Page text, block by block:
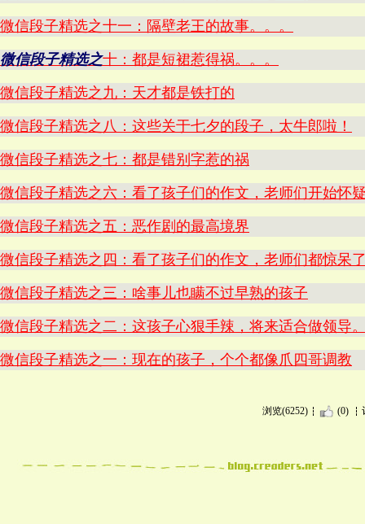
微信段子精选之十一：隔壁老王的故事。。。
微信段子精选之十：都是短裙惹得祸。。。
微信段子精选之九：天才都是铁打的
微信段子精选之八：这些关于七夕的段子，太牛郎啦！
微信段子精选之七：都是错别字惹的祸
微信段子精选之六：看了孩子们的作文，老师们开始怀
微信段子精选之五：恶作剧的最高境界
微信段子精选之四：看了孩子们的作文，老师们都惊呆
微信段子精选之三：啥事儿也瞒不过早熟的孩子
微信段子精选之二：这孩子心狠手辣，将来适合做领导
微信段子精选之一：现在的孩子，个个都像爪四哥调教
浏览(6252) (0)